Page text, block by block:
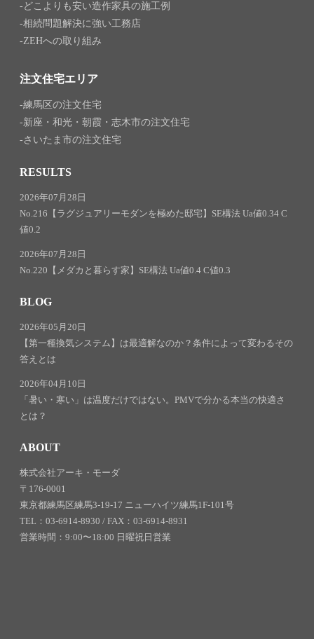
どこよりも安い造作家具の施工例
相続問題解決に強い工務店
ZEHへの取り組み
注文住宅エリア
練馬区の注文住宅
新座・和光・朝霞・志木市の注文住宅
さいたま市の注文住宅
RESULTS
2026年07月28日
No.216【ラグジュアリーモダンを極めた邸宅】SE構法 Ua値0.34 C
値0.2
2026年07月28日
No.220【メダカと暮らす家】SE構法 Ua値0.4 C値0.3
BLOG
2026年05月20日
【第一種換気システム】は最適解なのか？条件によって変わるその
答えとは
2026年04月10日
「暑い・寒い」は温度だけではない。PMVで分かる本当の快適さ
とは？
ABOUT
株式会社アーキ・モーダ
〒176-0001
東京都練馬区練馬3-19-17 ニューハイツ練馬1F-101号
TEL：03-6914-8930 / FAX：03-6914-8931
営業時間：9:00〜18:00 日曜祝日営業